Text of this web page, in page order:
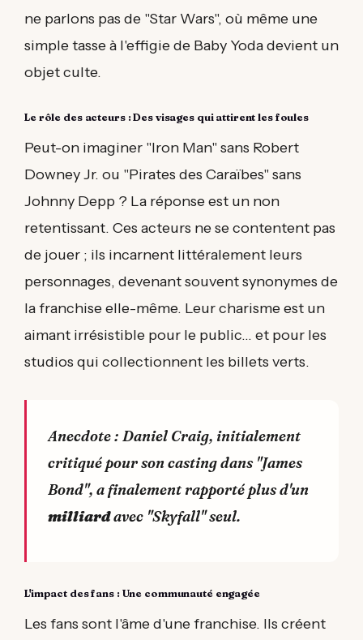
ne parlons pas de "Star Wars", où même une
simple tasse à l'effigie de Baby Yoda devient un
objet culte.
Le rôle des acteurs : Des visages qui attirent les foules
Peut-on imaginer "Iron Man" sans Robert
Downey Jr. ou "Pirates des Caraïbes" sans
Johnny Depp ? La réponse est un non
retentissant. Ces acteurs ne se contentent pas
de jouer ; ils incarnent littéralement leurs
personnages, devenant souvent synonymes de
la franchise elle-même. Leur charisme est un
aimant irrésistible pour le public... et pour les
studios qui collectionnent les billets verts.
Anecdote : Daniel Craig, initialement
critiqué pour son casting dans "James
Bond", a finalement rapporté plus d'un
milliardavec "Skyfall" seul.
L'impact des fans : Une communauté engagée
Les fans sont l'âme d'une franchise. Ils créent